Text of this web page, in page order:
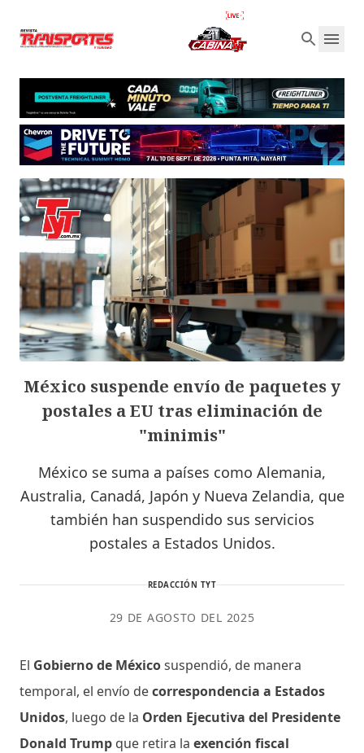
México suspende envío de paquetes y
postales a EU tras eliminación de
"minimis"
México se suma a países como Alemania,
Australia, Canadá, Japón y Nueva Zelandia, que
también han suspendido sus servicios
postales a Estados Unidos.
REDACCIÓN TYT
29 DE AGOSTO DEL 2025
El Gobierno de Méxicosuspendió, de manera
temporal, el envío decorrespondencia a Estados
Unidos, luego de la Orden Ejecutiva del Presidente
Donald Trump que retira la exención fiscal